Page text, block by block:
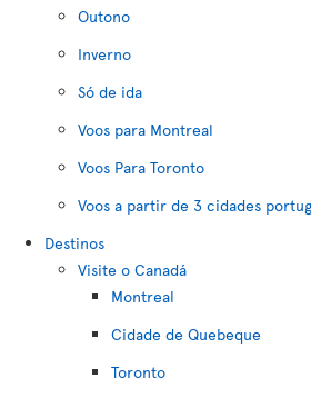
Outono
Inverno
Só de ida
Voos para Montreal
Voos Para Toronto
Voos a partir de 3 cidades
Destinos
Visite o Canadá
Montreal
Cidade de Quebeque
Toronto